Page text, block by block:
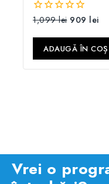
0
1,099lei 909 lei
ADAUGĂ ÎN COȘ
Vrei o